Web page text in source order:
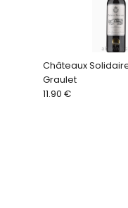
Châteaux
Graulet
11.90 €